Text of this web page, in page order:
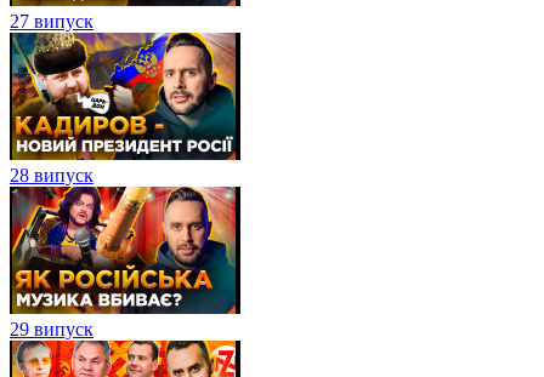
27 випуск
28 випуск
29 випуск